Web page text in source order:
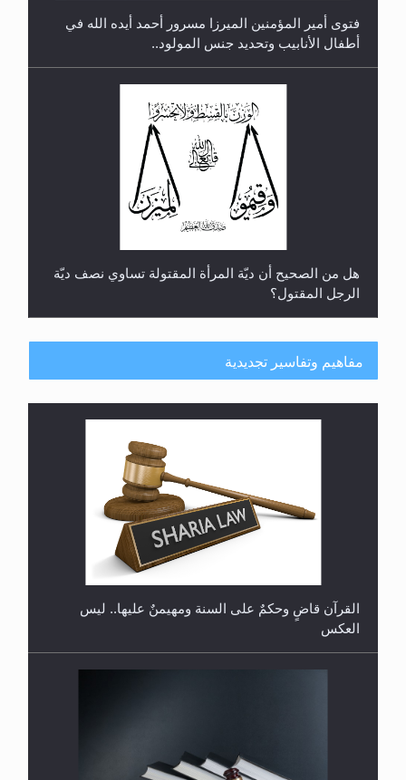
فتوى أمير المؤمنين الميرزا مسرور أحمد أيده الله في
أطفال الأنابيب وتحديد جنس المولود..
هل من الصحيح أن ديّة المرأة المقتولة تساوي نصف ديّة
الرجل المقتول؟
هل تعتبر الأشفار الاصطناعية (الرموش الاصطناعية)
والأظافر البلاستيكية وطلاء الأظافر حاجبا للوضوء وهل
مفاهيم وتفاسير تجديدية
القرآن قاضٍ وحكمٌ على السنة ومهيمنٌ عليها.. ليس
العكس